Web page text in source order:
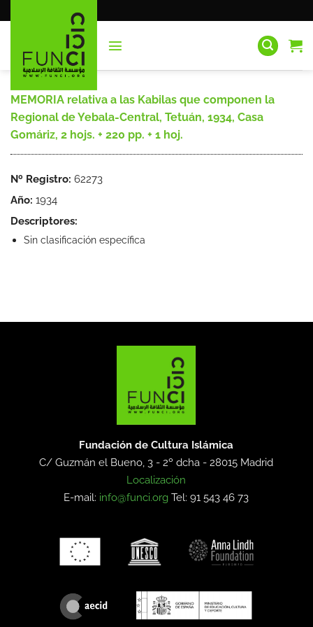
al
MEMORIA relativa a las Kabilas que componen la
Regional de Yebala-Central, Tetuán, 1934, Casa
Gomáriz, 2 hojs. + 220 pp. + 1 hoj.
Nº Registro: 62273
Año: 1934
Descriptores:
Sin clasificación específica
Fundación de Cultura Islámica
C/ Guzmán el Bueno, 3 - 2º dcha -28015 Madrid
Localización
E-mail: info@funci.org Tel: 91 543 46 73